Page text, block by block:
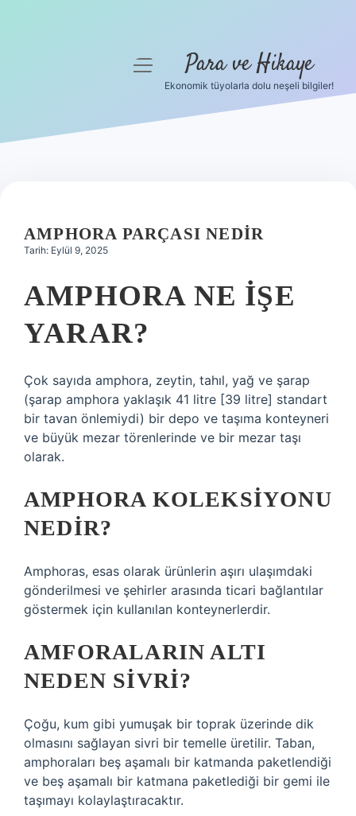
Hakkımızda
menüyü
Para ve Hikaye
Ekonomik tüyolarla dolu neşeli bilgiler!
AMPHORA PARÇASI NEDIR
Tarih: Eylül 9, 2025
AMPHORA NE IŞE
YARAR?
Çok sayıda amphora, zeytin, tahıl, yağ ve şarap
(şarap amphora yaklaşık 41 litre [39 litre] standart
bir tavan önlemiydi) bir depo ve taşıma konteyneri
ve büyük mezar törenlerinde ve bir mezar taşı
olarak.
AMPHORA KOLEKSIYONU
NEDIR?
Amphoras, esas olarak ürünlerin aşırı ulaşımdaki
gönderilmesi ve şehirler arasında ticari bağlantılar
göstermek için kullanılan konteynerlerdir.
AMFORALARIN ALTI
NEDEN SIVRI?
Çoğu, kum gibi yumuşak bir toprak üzerinde dik
olmasını sağlayan sivri bir temelle üretilir. Taban,
amphoraları beş aşamalı bir katmanda paketlendiği
ve beş aşamalı bir katmana paketlediği bir gemi ile
taşımayı kolaylaştıracaktır.